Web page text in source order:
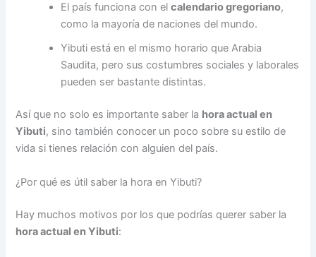
El país funciona con elcalendario gregoriano,
como la mayoría de naciones del mundo.
Yibuti está en el mismo horario que Arabia
Saudita, pero sus costumbres sociales y laborales
pueden ser bastante distintas.
Así que no solo es importante saber la hora actual en
Yibuti, sino también conocer un poco sobre su estilo de
vida si tienes relación con alguien del país.
¿Por qué es útil saber la hora en Yibuti?
Hay muchos motivos por los que podrías querer saber la
hora actual en Yibuti: